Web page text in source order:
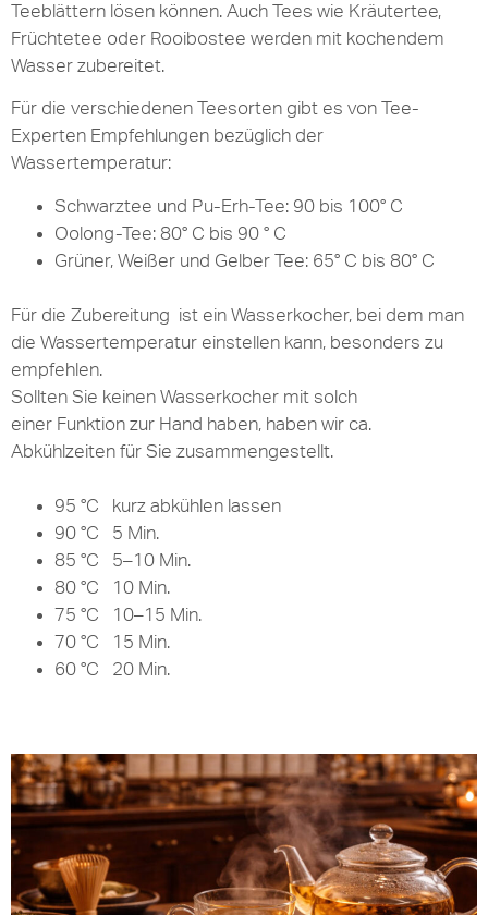
Teeblättern lösen können. Auch Tees wie Kräutertee,
Früchtetee oder Rooibostee werden mit kochendem
Wasser zubereitet.
Für die verschiedenen Teesorten gibt es von Tee-
Experten Empfehlungen bezüglich der
Wassertemperatur:
Schwarztee und Pu-Erh-Tee: 90 bis 100° C
Oolong-Tee: 80° C bis 90 ° C
Grüner, Weißer und Gelber Tee: 65° C bis 80° C
Für die Zubereitung ist ein Wasserkocher, bei dem man
die Wassertemperatur einstellen kann, besonders zu
empfehlen.
Sollten Sie keinen Wasserkocher mit solch
einer Funktion zur Hand haben, haben wir ca.
Abkühlzeiten für Sie zusammengestellt.
95 °C kurz abkühlen lassen
90 °C 5 Min.
85 °C 5–10 Min.
80 °C 10 Min.
75 °C 10–15 Min.
70 °C 15 Min.
60 °C 20 Min.